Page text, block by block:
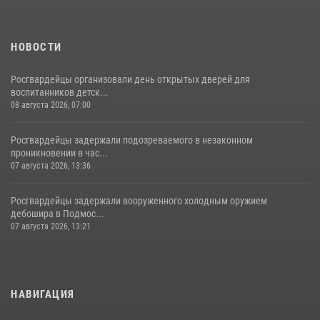
НОВОСТИ
Росгвардейцы организовали день открытых дверей для
воспитанников детск...
08 августа 2026, 07:00
Росгвардейцы задержали подозреваемого в незаконном
проникновении в час...
07 августа 2026, 13:36
Росгвардейцы задержали вооруженного холодным оружием
дебошира в Подмос...
07 августа 2026, 13:21
НАВИГАЦИЯ